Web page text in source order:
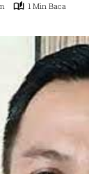
1 Min Baca